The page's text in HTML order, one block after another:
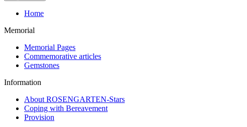
Home
Memorial
Memorial Pages
Commemorative articles
Gemstones
Information
About ROSENGARTEN-Stars
Coping with Bereavement
Provision